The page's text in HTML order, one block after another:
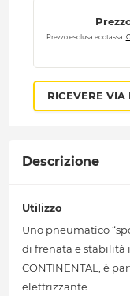
Prezzo esclusa ecotassa.
RICEVERE VIA
Descrizione
Utilizzo
Uno pneumatico
di frenata e stabilità
CONTINENTAL, è
elettrizzante.